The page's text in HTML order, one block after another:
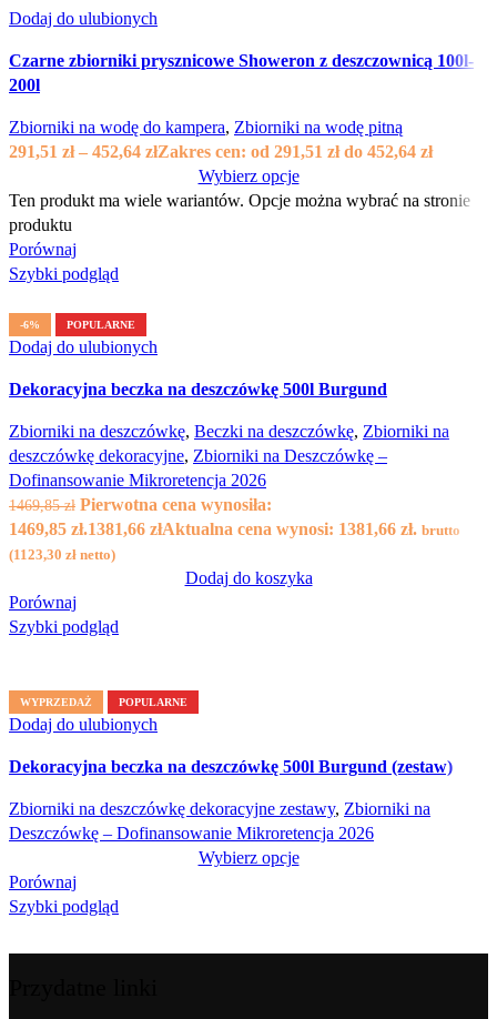
Dodaj do ulubionych
Czarne zbiorniki prysznicowe Showeron z deszczownicą 100l-
200l
Zbiorniki na wodę do kampera, Zbiorniki na wodę pitną
291,51 zł – 452,64 złZakres cen: od 291,51 zł do 452,64 zł
Wybierz opcje
Ten produkt ma wiele wariantów. Opcje można wybrać na stronie
produktu
Porównaj
Szybki podgląd
-6% POPULARNE
Dodaj do ulubionych
Dekoracyjna beczka na deszczówkę 500l Burgund
Zbiorniki na deszczówkę, Beczki na deszczówkę, Zbiorniki na
deszczówkę dekoracyjne, Zbiorniki na Deszczówkę –
Dofinansowanie Mikroretencja 2026
1469,85zł Pierwotna cena wynosiła:
1469,85 zł.1381,66 złAktualna cena wynosi: 1381,66 zł. brutto
(1123,30 zł netto)
Dodaj do koszyka
Porównaj
Szybki podgląd
WYPRZEDAŻ POPULARNE
Dodaj do ulubionych
Dekoracyjna beczka na deszczówkę 500l Burgund (zestaw)
Zbiorniki na deszczówkę dekoracyjne zestawy, Zbiorniki na
Deszczówkę – Dofinansowanie Mikroretencja 2026
Wybierz opcje
Porównaj
Szybki podgląd